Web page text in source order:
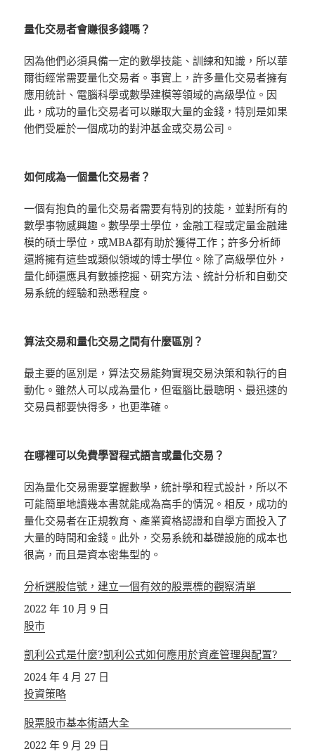
量化交易者會賺很多錢嗎？
因為他們必須具備一定的數學技能、訓練和知識，所以華
爾街經常需要量化交易者。事實上，許多量化交易者擁有
應用統計、電腦科學或數學建模等領域的高級學位。因
此，成功的量化交易者可以賺取大量的金錢，特別是如果
他們受雇於一個成功的對沖基金或交易公司。
如何成為一個量化交易者？
一個有抱負的量化交易者需要有特別的技能，並對所有的
數學事物感興趣。數學學士學位，金融工程或定量金融建
模的碩士學位，或MBA都有助於獲得工作；許多分析師
還將擁有這些或類似領域的博士學位。除了高級學位外，
量化師還應具有數據挖掘、研究方法、統計分析和自動交
易系統的經驗和熟悉程度。
算法交易和量化交易之間有什麼區別？
最主要的區別是，算法交易能夠實現交易決策和執行的自
動化。雖然人可以成為量化，但電腦比最聰明、最迅速的
交易員都要快得多，也更準確。
在哪裡可以免費學習程式語言或量化交易？
因為量化交易需要掌握數學，統計學和程式設計，所以不
可能簡單地讀幾本書就能成為高手的情況。相反，成功的
量化交易者在正規教育、產業資格認證和自學方面投入了
大量的時間和金錢。此外，交易系統和基礎設施的成本也
很高，而且是資本密集型的。
分析選股信號，建立一個有效的股票標的觀察清單
日期
2022 年 10 月 9 日
關於
股市
凱利公式是什麼?凱利公式如何應用於資產管理與配置?
日期
2024 年 4 月 27 日
關於
投資策略
股票股市基本術語大全
日期
2022 年 9 月 29 日